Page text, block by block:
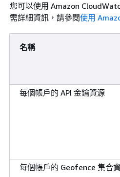
您可以使用 Amazon
需詳細資訊，請參閱使用
名稱
每個帳戶的 API 金鑰資源
每個帳戶的 Geofence 集合